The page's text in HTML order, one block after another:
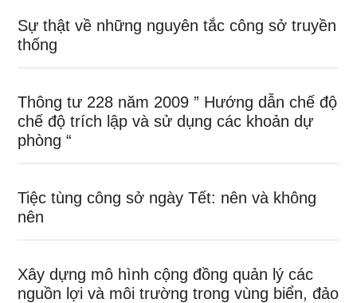
Sự thật về những nguyên tắc công sở truyền
thống
Thông tư 228 năm 2009 ” Hướng dẫn chế độ
chế độ trích lập và sử dụng các khoản dự
phòng “
Tiệc tùng công sở ngày Tết: nên và không
nên
Xây dựng mô hình cộng đồng quản lý các
nguồn lợi và môi trường trong vùng biển, đảo